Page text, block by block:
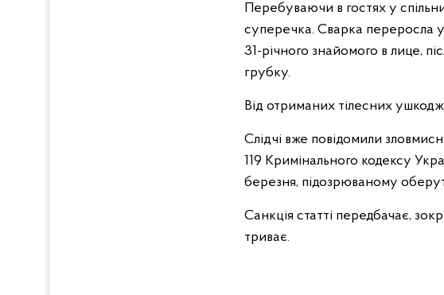
Перебуваючи в гостях у
суперечка. Сварка переросла у
31-річного знайомого в лице,
грубку.
Від отриманих тілесних
Слідчі вже повідомили
119 Кримінального кодексу
березня, підозрюваному
Санкція статті передбачає,
триває.